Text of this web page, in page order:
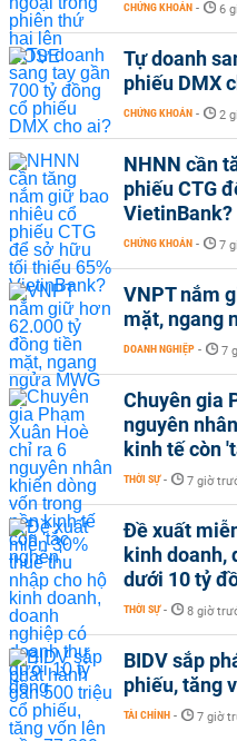
CHỨNG KHOÁN - 6
Tự doanh
phiếu DMX
CHỨNG KHOÁN - 2
NHNN cần
phiếu CTG
VietinBank?
CHỨNG KHOÁN - 7
VNPT nắm
mặt, ngang
DOANH NGHIỆP - 7
Chuyên gia
nguyên
kinh tế còn
THỜI SỰ - 7 giờ
Đề xuất
kinh doanh,
dưới 10 tỷ
THỜI SỰ - 8 giờ
BIDV sắp
phiếu, tăng
TÀI CHÍNH - 7 giờ